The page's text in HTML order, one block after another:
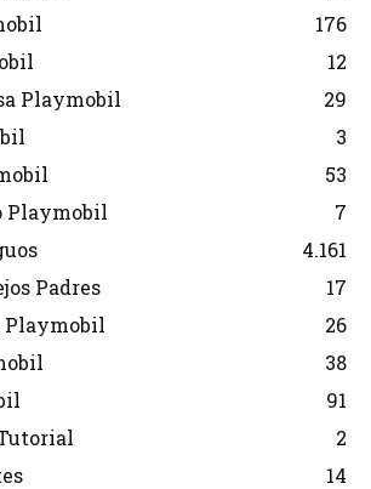
176
12
Playmobil
29
3
53
Playmobil
7
4.161
Padres
17
Playmobil
26
38
91
2
14